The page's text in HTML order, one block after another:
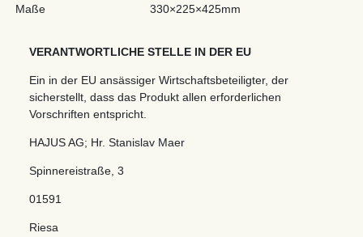
Maße 330×225×425mm
VERANTWORTLICHE STELLE IN DER EU
Ein in der EU ansässiger Wirtschaftsbeteiligter, der
sicherstellt, dass das Produkt allen erforderlichen
Vorschriften entspricht.
HAJUS AG; Hr. Stanislav Maer
Spinnereistraße, 3
01591
Riesa